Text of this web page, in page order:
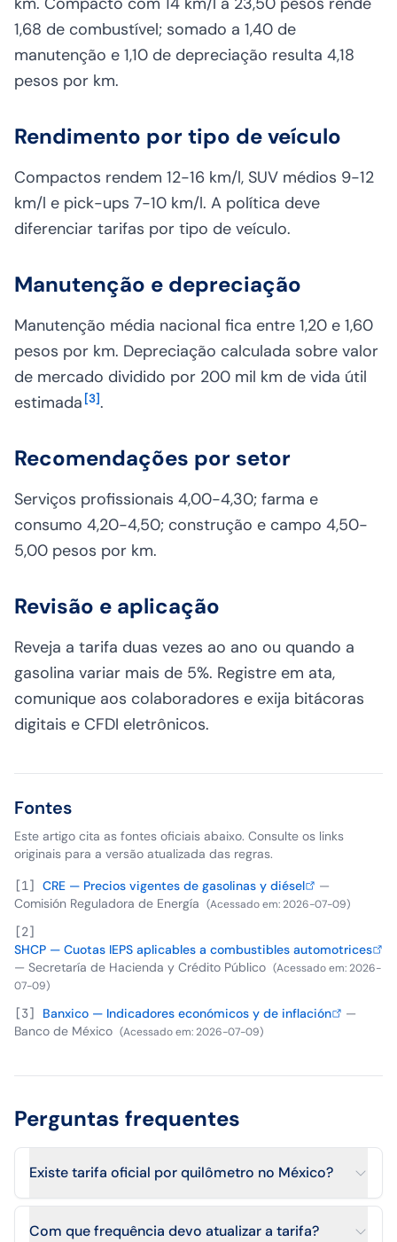
1,68 de combustível; somado a 1,40 de
manutenção e 1,10 de depreciação resulta 4,18
pesos por km.
Rendimento por tipo de veículo
Compactos rendem 12-16 km/l, SUV médios 9-12
km/l e pick-ups 7-10 km/l. A política deve
diferenciar tarifas por tipo de veículo.
Manutenção e depreciação
Manutenção média nacional fica entre 1,20 e 1,60
pesos por km. Depreciação calculada sobre valor
de mercado dividido por 200 mil km de vida útil
estimada [3].
Recomendações por setor
Serviços profissionais 4,00-4,30; farma e
consumo 4,20-4,50; construção e campo 4,50-
5,00 pesos por km.
Revisão e aplicação
Reveja a tarifa duas vezes ao ano ou quando a
gasolina variar mais de 5%. Registre em ata,
comunique aos colaboradores e exija bitácoras
digitais e CFDI eletrônicos.
Fontes
Este artigo cita as fontes oficiais abaixo. Consulte os links
originais para a versão atualizada das regras.
[1] CRE — Precios vigentes de gasolinas y diésel
—
Comisión Reguladora de Energía (Acessado em:2026-07-09)
[2]
SHCP — Cuotas IEPS aplicables a combustibles automotrices
— Secretaría de Hacienda y Crédito Público (Acessado em:2026-
07-09)
[3] Banxico — Indicadores económicos y de inflación
—
Banco de México (Acessado em:2026-07-09)
Perguntas frequentes
Existe tarifa oficial por quilômetro no México?
Com que frequência devo atualizar a tarifa?